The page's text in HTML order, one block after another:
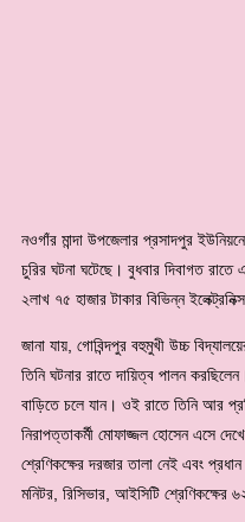
নওগাঁর মান্দা উপজেলার প্রসাদপুর
চুরির ঘটনা ঘটেছে। বুধবার দিবাগত
২লাখ ৭৫ হাজার টাকার বিভিন্ন
জানা যায়, গোবিন্দপুর বহুমুখী উচ্চ
তিনি ঘটনার রাতে দায়িত্ব পালন
বাড়িতে চলে যান। ওই রাতে তিনি আর
নিরাপত্তাকর্মী মোফাজ্জল হোসেন এসে
শ্রেণিকক্ষের দরজার তালা নেই এবং
মনিটর, রিসিভার, আইসিটি শ্রেণিকক্ষের